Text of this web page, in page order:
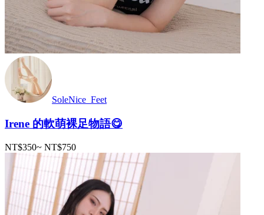
SoleNice_Feet
Irene 的軟萌裸足物語😋
NT$350~ NT$750